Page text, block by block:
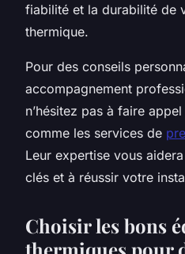
fiabilité et la durabilité de
thermique.
Pour des conseils
accompagnement
n’hésitez pas à faire
comme les services de
Leur expertise vous
clés et à réussir votre
Choisir les bons